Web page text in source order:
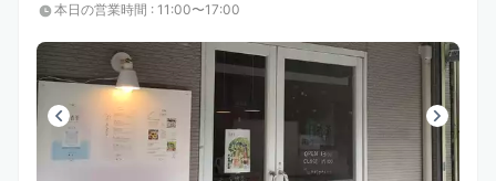
本日の営業時間 : 11:00〜17:00